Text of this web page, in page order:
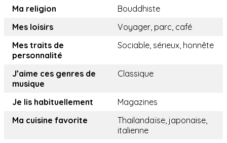
Ma religion
Bouddhiste
Mes loisirs
Voyager, parc, café
Mes traits de
personnalité
Sociable, sérieux, honnête
J’aime ces genres de
musique
Classique
Je lis habituellement
Magazines
Ma cuisine favorite
Thailandaïse, japonaise,
italienne